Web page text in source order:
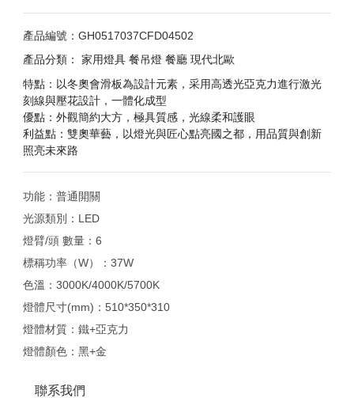
產品編號：GH0517037CFD04502
產品分類：
家用燈具 餐吊燈 餐廳 現代北歐
特點：以冬奧會滑板為設計元素，采用高透光亞克力進行激光
刻線與壓花設計，一體化成型
優點：外觀簡約大方，極具質感，光線柔和護眼
利益點：雙奧華藝，以燈光與匠心點亮國之都，用品質與創新
照亮未來路
功能：普通開關
光源類別：LED
燈臂/頭 數量：6
標稱功率（W）：37W
色溫：3000K/4000K/5700K
燈體尺寸(mm)：510*350*310
燈體材質：鐵+亞克力
聯系我們